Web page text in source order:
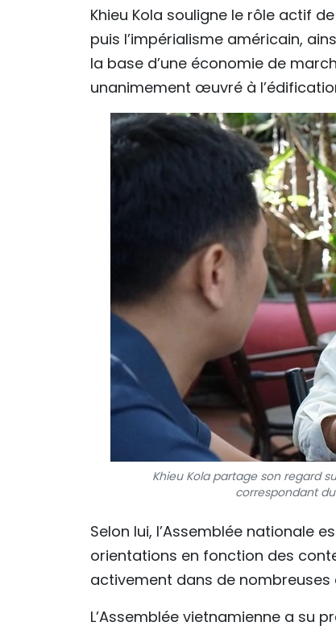
Khieu Kola souligne le rôle actif
puis l’impérialisme américain,
la base d’une économie de
unanimement œuvré à
Khieu Kola partage son regard
correspondant
Selon lui, l’Assemblée nationale
orientations en fonction des
activement dans de
L’Assemblée vietnamienne a su